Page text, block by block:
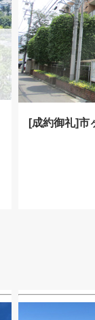
[成約御礼]市